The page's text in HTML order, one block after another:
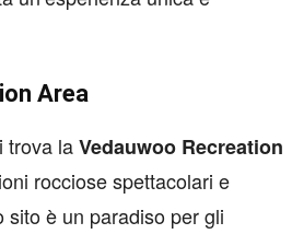
Area
trova laVedauwoo Recreation
rocciose spettacolari e
sito è un paradiso per gli